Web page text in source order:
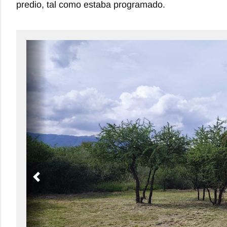
predio, tal como estaba programado.
Previous